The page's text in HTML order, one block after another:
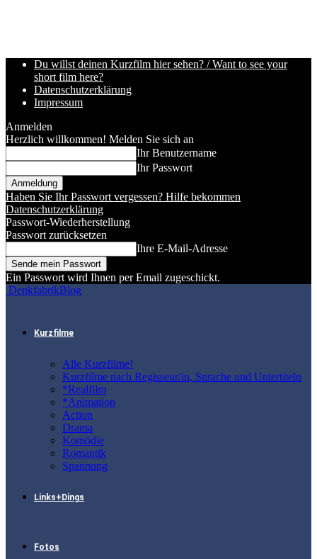
Du willst deinen Kurzfilm hier sehen? / Want to see your
short film here?
Datenschutzerklärung
Impressum
Anmelden
Herzlich willkommen! Melden Sie sich an
Ihr Benutzername
Ihr Passwort
Haben Sie Ihr Passwort vergessen? Hilfe bekommen
Datenschutzerklärung
Passwort-Wiederherstellung
Passwort zurücksetzen
Ihre E-Mail-Adresse
Ein Passwort wird Ihnen per Email zugeschickt.
DenkfabrikBlog
Kurzfilme
Alle Kurzfilme!
Kurzfilme nach Regisseur/in, Sprache und Untertiteln
*Realfilm
*Animation
Action
Drama
Komödie
Romantik
Spannung
Links+Dings
Fotos